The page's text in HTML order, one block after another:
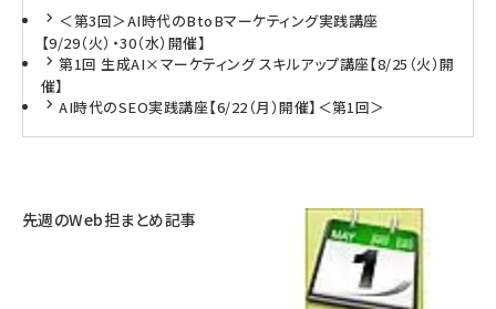
＜第3回＞AI時代のBtoBマーケティング実践講座
【9/29（火）・30（水）開催】
第1回 生成AI×マーケティング スキルアップ講座【8/25（火）開
催】
AI時代のSEO実践講座【6/22（月）開催】＜第1回＞
先週のWeb担まとめ記事